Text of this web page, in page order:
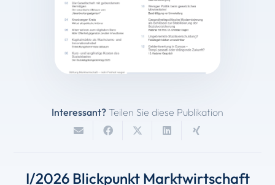
Interessant? Teilen Sie diese Publikation
I/2026 Blickpunkt Marktwirtschaft